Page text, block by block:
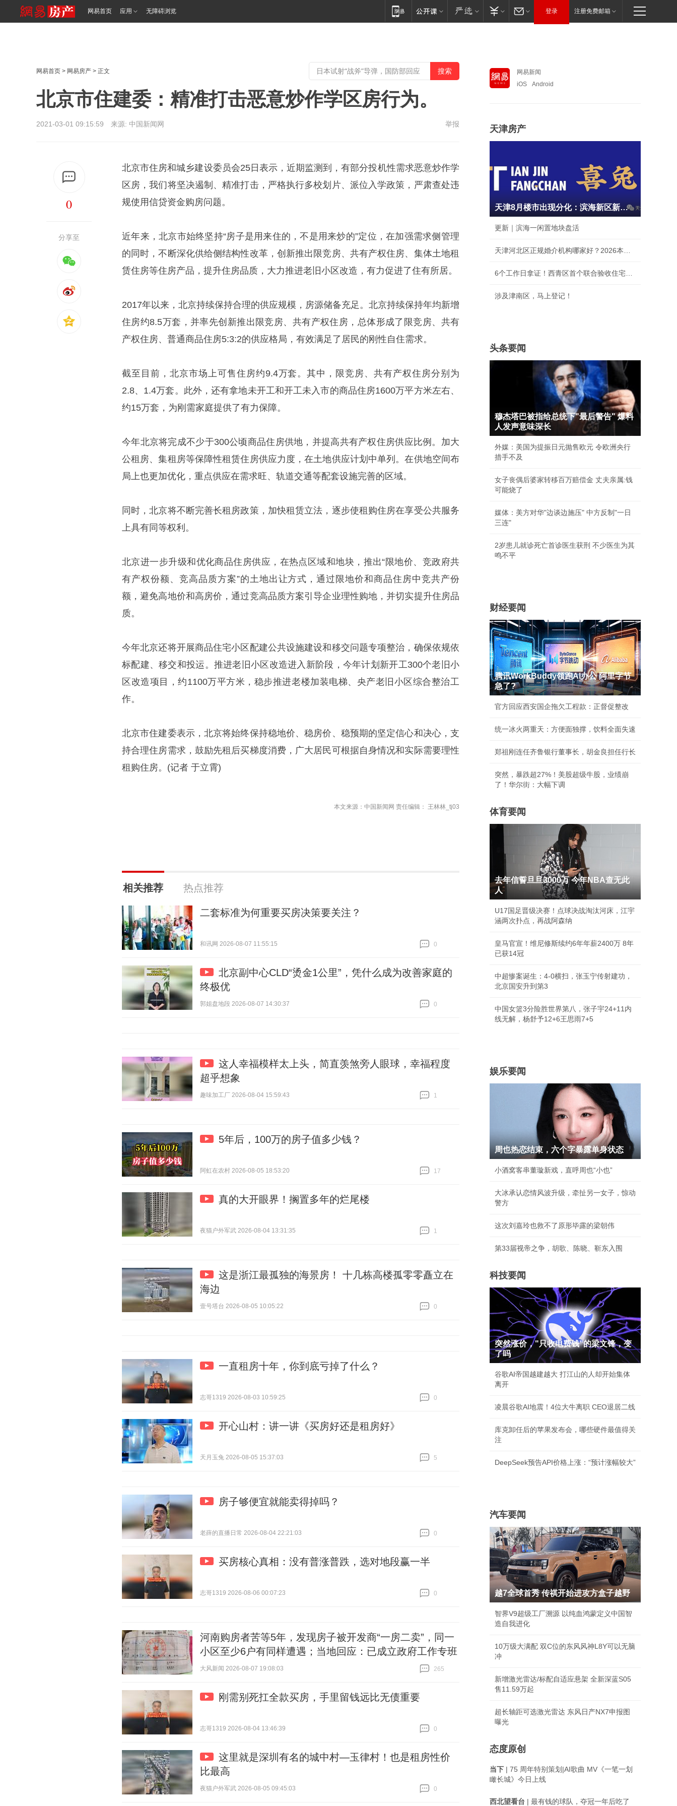
网易首页 应用 无障碍浏览 登录 注册免费邮箱
网易首页 > 网易房产 > 正文
北京市住建委：精准打击恶意炒作学区房行为。
2021-03-01 09:15:59 来源: 中国新闻网 举报
0
分享至
北京市住房和城乡建设委员会25日表示，近期监测到，有部分投机性需求恶意炒作学
区房，我们将坚决遏制、精准打击，严格执行多校划片、派位入学政策，严肃查处违
规使用信贷资金购房问题。
近年来，北京市始终坚持“房子是用来住的，不是用来炒的”定位，在加强需求侧管理
的同时，不断深化供给侧结构性改革，创新推出限竞房、共有产权住房、集体土地租
赁住房等住房产品，提升住房品质，大力推进老旧小区改造，有力促进了住有所居。
2017年以来，北京持续保持合理的供应规模，房源储备充足。北京持续保持年均新增
住房约8.5万套，并率先创新推出限竞房、共有产权住房，总体形成了限竞房、共有
产权住房、普通商品住房5:3:2的供应格局，有效满足了居民的刚性自住需求。
截至目前，北京市场上可售住房约9.4万套。其中，限竞房、共有产权住房分别为
2.8、1.4万套。此外，还有拿地未开工和开工未入市的商品住房1600万平方米左右、
约15万套，为刚需家庭提供了有力保障。
今年北京将完成不少于300公顷商品住房供地，并提高共有产权住房供应比例。加大
公租房、集租房等保障性租赁住房供应力度，在土地供应计划中单列。在供地空间布
局上也更加优化，重点供应在需求旺、轨道交通等配套设施完善的区域。
同时，北京将不断完善长租房政策，加快租赁立法，逐步使租购住房在享受公共服务
上具有同等权利。
北京进一步升级和优化商品住房供应，在热点区域和地块，推出“限地价、竞政府共
有产权份额、竞高品质方案”的土地出让方式，通过限地价和商品住房中竞共产份
额，避免高地价和高房价，通过竞高品质方案引导企业理性购地，并切实提升住房品
质。
今年北京还将开展商品住宅小区配建公共设施建设和移交问题专项整治，确保依规依
标配建、移交和投运。推进老旧小区改造进入新阶段，今年计划新开工300个老旧小
区改造项目，约1100万平方米，稳步推进老楼加装电梯、央产老旧小区综合整治工
作。
北京市住建委表示，北京将始终保持稳地价、稳房价、稳预期的坚定信心和决心，支
持合理住房需求，鼓励先租后买梯度消费，广大居民可根据自身情况和实际需要理性
租购住房。(记者 于立霄)
本文来源：中国新闻网 责任编辑： 王林林_tj03
相关推荐 热点推荐
二套标准为何重要买房决策要关注？
和讯网 2026-08-07 11:55:15
0
北京副中心CLD“烫金1公里”，凭什么成为改善家庭的
终极优
郭姐盘地段 2026-08-07 14:30:37
0
这人幸福模样太上头，简直羡煞旁人眼球，幸福程度
超乎想象
趣味加工厂 2026-08-04 15:59:43
1
5年后，100万的房子值多少钱？
阿虹在农村 2026-08-05 18:53:20
17
真的大开眼界！搁置多年的烂尾楼
夜猫户外军武 2026-08-04 13:31:35
1
这是浙江最孤独的海景房！ 十几栋高楼孤零零矗立在
海边
壹号塔台 2026-08-05 10:05:22
0
一直租房十年，你到底亏掉了什么？
志哥1319 2026-08-03 10:59:25
0
开心山村：讲一讲《买房好还是租房好》
天月玉兔 2026-08-05 15:37:03
5
房子够便宜就能卖得掉吗？
老薛的直播日常 2026-08-04 22:21:03
0
买房核心真相：没有普涨普跌，选对地段赢一半
志哥1319 2026-08-06 00:07:23
0
河南购房者苦等5年，发现房子被开发商“一房二卖”，同一
小区至少6户有同样遭遇；当地回应：已成立政府工作专班
大风新闻 2026-08-07 19:08:03
265
刚需别死扛全款买房，手里留钱远比无债重要
志哥1319 2026-08-04 13:46:39
0
这里就是深圳有名的城中村—玉律村！也是租房性价
比最高
夜猫户外军武 2026-08-05 09:45:03
0
网易新闻
iOS
Android
天津房产
天津8月楼市出现分化：滨海新区新房均价13397元
更新｜滨海一闲置地块盘活
涉及津南区，马上登记！
头条要闻
穆杰塔巴被指给总统下"最后警告" 爆料
人发声意味深长
外媒：美国为提振日元抛售欧元 令欧洲央行
措手不及
女子丧偶后婆家转移百万赔偿金 丈夫亲属:钱
可能烧了
媒体：美方对华"边谈边施压" 中方反制"一日
三连"
2岁患儿就诊死亡首诊医生获刑 不少医生为其
鸣不平
财经要闻
腾讯WorkBuddy领跑AI办公 阿里字节
急了?
官方回应西安国企拖欠工程款：正督促整改
统一冰火两重天：方便面独撑，饮料全面失速
郑祖刚连任齐鲁银行董事长，胡金良担任行长
突然，暴跌超27%！美股超级牛股，业绩崩
了！华尔街：大幅下调
体育要闻
去年信誓旦旦3000万 今年NBA查无此
人
U17国足晋级决赛！点球决战淘汰河床，江宇
涵两次扑点，再战阿森纳
皇马官宣！维尼修斯续约6年年薪2400万 8年
已获14冠
中超惨案诞生：4-0横扫，张玉宁传射建功，
北京国安升到第3
中国女篮3分险胜世界第八，张子宇24+11内
线无解，杨舒予12+6王思雨7+5
娱乐要闻
周也热恋结束，六个字暴露单身状态
小酒窝客串董璇新戏，直呼周也“小也”
大冰承认恋情风波升级，牵扯另一女子，惊动
警方
这次刘嘉玲也救不了原形毕露的梁朝伟
第33届视帝之争，胡歌、陈晓、靳东入围
科技要闻
突然涨价，"只收电费钱"的梁文锋，变
了吗
谷歌AI帝国越建越大 打江山的人却开始集体
离开
凌晨谷歌AI地震！4位大牛离职 CEO退居二线
库克卸任后的苹果发布会，哪些硬件最值得关
注
DeepSeek预告API价格上涨：“预计涨幅较大”
汽车要闻
越7全球首秀 传祺开始进攻方盒子越野
智界V9超级工厂溯源 以纯血鸿蒙定义中国智
造自我进化
10万级大满配 双C位的东风风神L8Y可以无脑
冲
新增激光雷达/标配自适应悬架 全新深蓝S05
售11.59万起
超长轴距可选激光雷达 东风日产NX7申报图
曝光
态度原创
当下 | 75 周年特别策划|AI歌曲 MV《一笔一划
瞰长城》今日上线
西北望看台 | 最有钱的球队，夺冠一年后吃了